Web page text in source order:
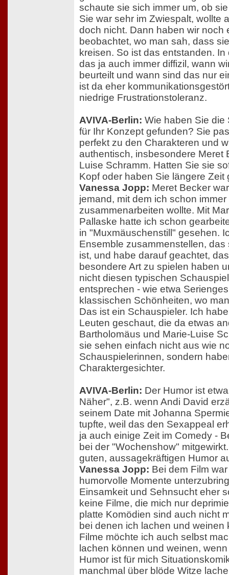
schaute sie sich immer um, ob
Sie war sehr im Zwiespalt, wollte
doch nicht. Dann haben wir noch
beobachtet, wo man sah, dass
kreisen. So ist das entstanden.
das ja auch immer diffizil, wann
beurteilt und wann sind das nur
ist da eher
niedrige Frustrationstoleranz.
AVIVA-Berlin: Wie haben Sie die
für Ihr Konzept gefunden? Sie
perfekt zu den Charakteren und
authentisch, insbesondere Meret
Luise Schramm. Hatten Sie sie
Kopf oder haben Sie längere Zeit
Vanessa Jopp: Meret Becker
jemand, mit dem ich schon immer
zusammenarbeiten wollte. Mit
Pallaske hatte ich schon
in "Muxmäuschenstill" gesehen.
Ensemble zusammenstellen,
ist, und habe darauf geachtet,
besondere Art zu spielen haben
nicht diesen typischen
entsprechen - wie etwa
klassischen Schönheiten, wo
Das ist ein Schauspieler. Ich
Leuten geschaut, die da etwas
Bartholomäus und Marie-Luise
sie sehen einfach nicht aus wie
Schauspielerinnen, sondern
Charaktergesichter.
AVIVA-Berlin: Der Humor ist
Näher", z.B. wenn Andi David
seinem Date mit Johanna
tupfte, weil das den Sexappeal
ja auch einige Zeit im Comedy -
bei der "Wochenshow"
guten, aussagekräftigen Humor
Vanessa Jopp: Bei dem Film
humorvolle Momente
Einsamkeit und Sehnsucht eher
keine Filme, die mich nur
platte Komödien sind auch nicht
bei denen ich lachen und weinen
Filme möchte ich auch selbst
lachen können und weinen,
Humor ist für mich
manchmal über blöde Witze